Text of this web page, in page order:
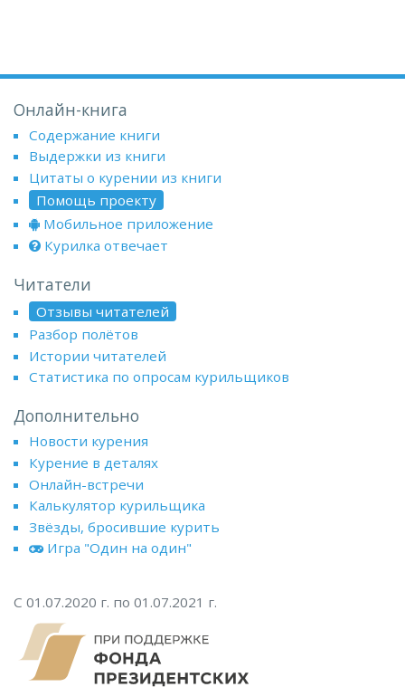
Онлайн-книга
Содержание книги
Выдержки из книги
Цитаты о курении из книги
Помощь проекту
Мобильное приложение
Курилка отвечает
Читатели
Отзывы читателей
Разбор полётов
Истории читателей
Статистика по опросам курильщиков
Дополнительно
Новости курения
Курение в деталях
Онлайн-встречи
Калькулятор курильщика
Звёзды, бросившие курить
Игра "Один на один"
С 01.07.2020 г. по 01.07.2021 г.